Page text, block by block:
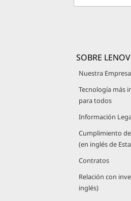
SOBRE
Nuestra Empresa
Tecnología más
para todos
Información
Cumplimiento
(en inglés de
Contratos
Relación con
inglés)